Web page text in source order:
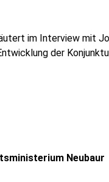
im Interview mit
der
Neubaur